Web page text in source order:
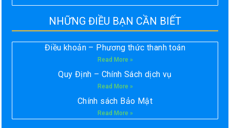
NHỮNG ĐIỀU BẠN CẦN BIẾT
Điều khoản – Phương thức thanh toán
Read More »
Quy Định – Chính Sách dịch vụ
Read More »
Chính sách Bảo Mật
Read More »